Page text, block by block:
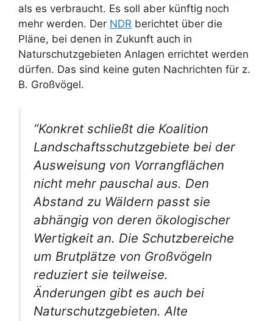
als es verbraucht. Es soll aber künftig noch
mehr werden. Der NDR berichtet über die
Pläne, bei denen in Zukunft auch in
Naturschutzgebieten Anlagen errichtet werden
dürfen. Das sind keine guten Nachrichten für z.
B. Großvögel.
“Konkret schließt die Koalition
Landschaftsschutzgebiete bei der
Ausweisung von Vorrangflächen
nicht mehr pauschal aus. Den
Abstand zu Wäldern passt sie
abhängig von deren ökologischer
Wertigkeit an. Die Schutzbereiche
um Brutplätze von Großvögeln
reduziert sie teilweise.
Änderungen gibt es auch bei
Naturschutzgebieten. Alte